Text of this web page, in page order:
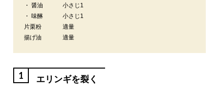
・ 醤油
小さじ1
・ 味醂
小さじ1
片栗粉
適量
揚げ油
適量
1 エリンギを裂く